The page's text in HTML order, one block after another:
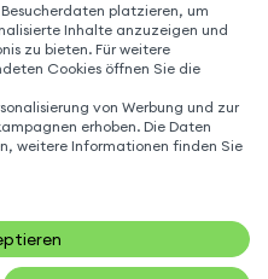
UNS
platzieren, um
Inhalte anzuzeigen und
zu bieten. Für weitere
Cookies öffnen Sie die
von Werbung und zur
erhoben. Die Daten
weitere Informationen finden Sie